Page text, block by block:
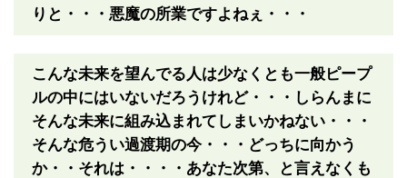
りと・・・悪魔の所業ですよねぇ・・・
こんな未来を望んでる人は少なくとも一般ピープ
ルの中にはいないだろうけれど・・・しらんまに
そんな未来に組み込まれてしまいかねない・・・
そんな危うい過渡期の今・・・どっちに向かう
か・・それは・・・・あなた次第、と言えなくも